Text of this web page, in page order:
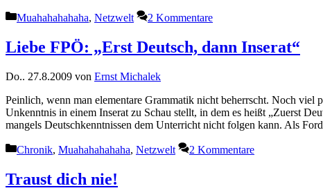
Kategorien
Muahahahahaha, Netzwelt 2 Kommentare
Liebe FPÖ: „Erst Deutsch, dann Inserat“
Do.. 27.8.2009 von Ernst Michalek
Peinlich, wenn man elementare Grammatik nicht beherrscht. Noch viel
Unkenntnis in einem Inserat zu Schau stellt, in dem es heißt „Zuerst
mangels Deutschkenntnissen dem Unterricht nicht folgen kann. Als
Kategorien
Chronik, Muahahahahaha, Netzwelt 2 Kommentare
Traust dich nie!